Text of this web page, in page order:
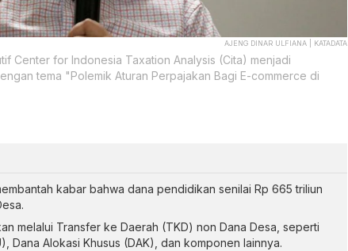
AJENG DINAR ULFIANA | KATADATA
Center for Indonesia Taxation Analysis (Cita) menjadi
tema "Polemik Aturan Perpajakan Bagi E-commerce di
kabar bahwa dana pendidikan senilai Rp 665 triliun
melalui Transfer ke Daerah (TKD) non Dana Desa, seperti
Dana Alokasi Khusus (DAK), dan komponen lainnya.